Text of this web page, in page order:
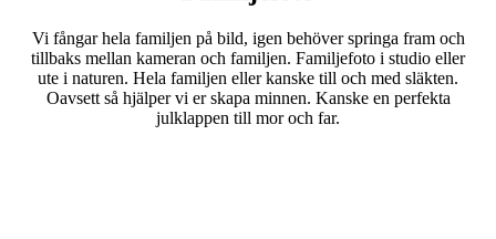
Vi fångar hela familjen på bild, igen behöver springa fram och
tillbaks mellan kameran och familjen. Familjefoto i studio eller
ute i naturen. Hela familjen eller kanske till och med släkten.
Oavsett så hjälper vi er skapa minnen. Kanske en perfekta
julklappen till mor och far.